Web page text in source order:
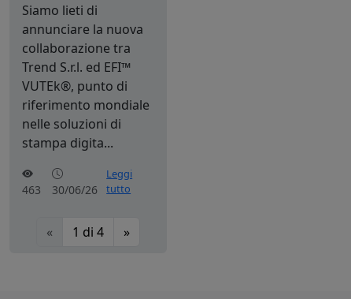
Siamo lieti di
annunciare la nuova
collaborazione tra
Trend S.r.l. ed EFI™
VUTEk®, punto di
riferimento mondiale
nelle soluzioni di
stampa digita...
463 30/06/26
Leggi
tutto
« 1 di 4 »